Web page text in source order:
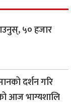
५० हजार
दर्शन गरि
आज भाग्यशालि